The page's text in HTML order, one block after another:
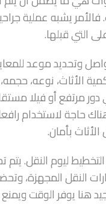
فالأمر يشبه عملية
التي قبلها.
وتحديد موعد
الأثاث، نوعه،
مرتفع أو فيلا
حاجة لاستخدام
بأمان.
ليوم النقل. يتم
النقل المجهزة،
هنا يوفر الوقت